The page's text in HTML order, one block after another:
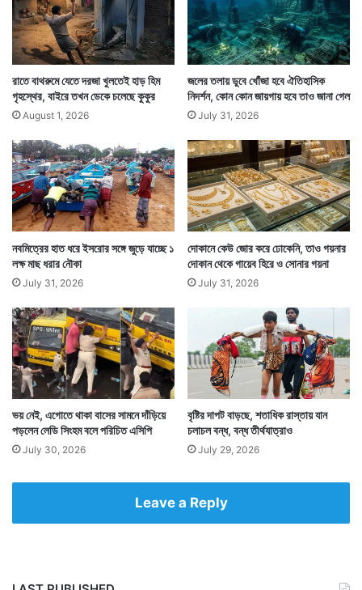
মুখে যাতে হাত না ঢোকাতে পারেন তিনি সে চেষ্টা চালাতে থাকেন ২
ভিজিলান্স আধিকারিক। এভাবে একসময় রাস্তায় শুয়েও পড়েন
অভিযুক্ত পুলিশ আধিকারিক।
পরে টাকা খেয়ে ফেলা ওই পুলিশ আধিকারিককে নিয়ে যান ভিজিলান্স
আধিকারিকরা। পুরো ঘটনার ছবি সোশ্যাল মিডিয়ায় ছড়িয়ে পড়ে।
তারপরই তা হুহু করে ছড়াতে থাকে। ঘটনাটি ঘটেছে ফরিদাবাদে।
রাতে বাথরুমে যেতে দরজা খুলতেই হাড় হিম
গৃহস্থের, বাইরে তখন ডেকে চলেছে কুকুর
August 1, 2026
জলের তলায় ডুবে খোঁজা হবে ঐতিহাসিক
নিদর্শন, কোন কোন জায়গায় হবে তাও জানা গেল
July 31, 2026
নবমিত্রের হাত ধরে ইসরোর সঙ্গে জুড়ে যাচ্ছে ১
লক্ষ মাছ ধরার নৌকা
July 31, 2026
দোকানে কেউ জোর করে ঢোকেনি, তাও গয়নার
দোকান থেকে গায়েব হিরে ও সোনার গয়না
July 31, 2026
ভয় নেই, এগোতে থাকা বাসের সামনে দাঁড়িয়ে
পড়লেন লেডি সিংহম বলে পরিচিত এসিপি
July 30, 2026
বৃষ্টির দাপট বাড়ছে, শতাধিক রাস্তায় যান
চলাচল বন্ধ, বন্ধ তীর্থযাত্রাও
July 29, 2026
Leave a Reply